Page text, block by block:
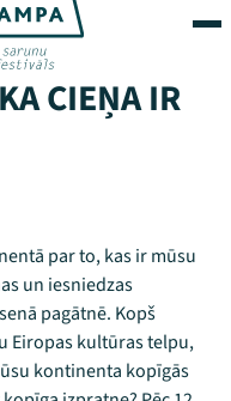
CIEŅA IR
par to, kas ir mūsu
un iesniedzas
pagātnē. Kopš
Eiropas kultūras telpu,
kontinenta kopīgās